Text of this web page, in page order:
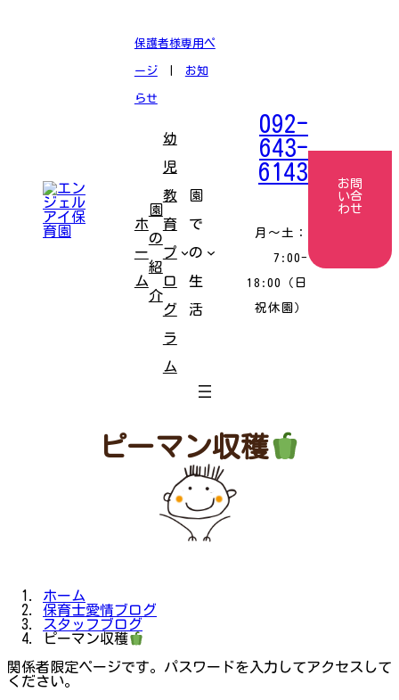
保護者様専用ペ
ージ| お知
らせ
ホ
ー
ム
園
の
紹
介
幼
児
教
育
プ
ロ
グ
ラ
ム
園
で
の
生
活
092-
643-
6143
月〜土：
7:00-
18:00（日
祝休園）
お問
い合
わせ
ピーマン収穫
ホーム
保育士愛情ブログ
スタッフブログ
ピーマン収穫
関係者限定ページです。パスワードを入力してアクセスして
ください。